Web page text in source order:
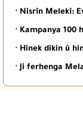
· Nisrîn Melekî:
· Kampanya 100
· Hinek dikin û
· Ji ferhenga